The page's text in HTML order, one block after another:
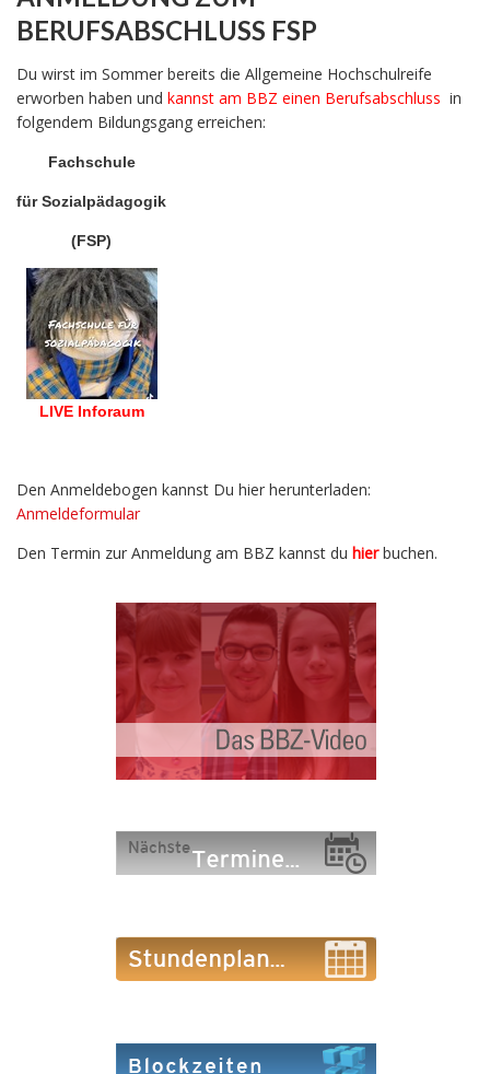
BERUFSABSCHLUSS FSP
Du wirst im Sommer bereits die Allgemeine Hochschulreife
erworben haben und kannst am BBZ einen Berufsabschluss in
folgendem Bildungsgang erreichen:
Fachschule
für Sozialpädagogik
(FSP)
LIVE Inforaum
Den Anmeldebogen kannst Du hier herunterladen:
Anmeldeformular
Den Termin zur Anmeldung am BBZ kannst du hier buchen.